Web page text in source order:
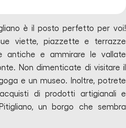
è il posto perfetto per voi!
viette, piazzette e terrazze
antiche e ammirare le vallate
Non dimenticate di visitare il
e un museo. Inoltre, potrete
di prodotti artigianali e
un borgo che sembra